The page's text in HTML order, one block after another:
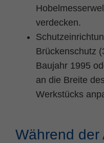
verdecken.
Brückenschutz
Baujahr 1995
an die Breite
Werkstücks
Während der